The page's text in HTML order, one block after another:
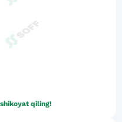
shikoyat qiling!